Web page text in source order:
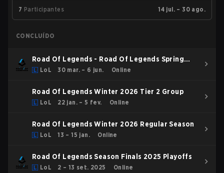
7 Participantes 14 jul. – 30 ago.
CONCLUÍDO
Road Of Legends - Road Of Legends Spring
2026
LoL 30 mar. – 6 jun. Online
Road Of Legends Winter 2026 Tier 2 Group
LoL 22 jan. – 5 fev. Online
Road Of Legends Winter 2026 Regular Season
LoL 13 – 15 jan. Online
Road Of Legends Season Finals 2025 Playoffs
LoL 2 – 13 set. 2025 Online